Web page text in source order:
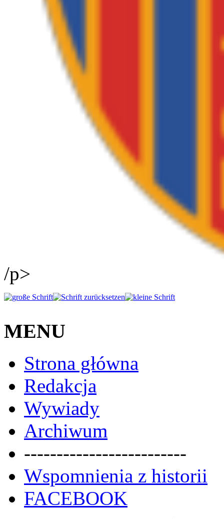
/p>
MENU
Strona główna
Redakcja
Wywiady
Archiwum
-------------------------
Wspomnienia z historii
FACEBOOK